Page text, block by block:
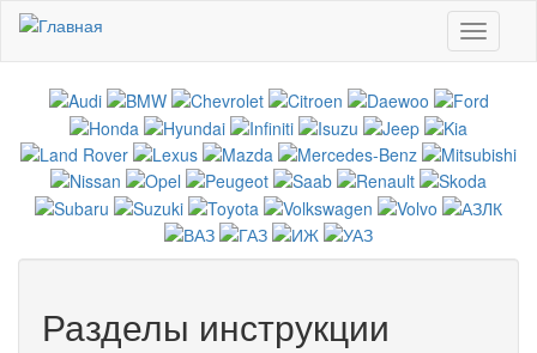
Перейти к основному содержанию
Toggle
Разделы инструкции